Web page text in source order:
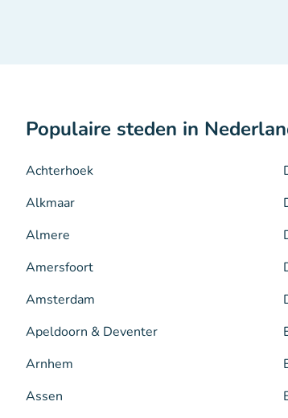
Populaire steden in
Achterhoek
Alkmaar
Almere
Amersfoort
Amsterdam
Apeldoorn & Deventer
Arnhem
Assen